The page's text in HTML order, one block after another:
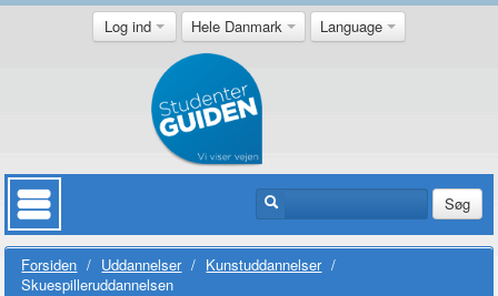
Log ind Hele Danmark Language
Søg
Forsiden / Uddannelser / Kunstuddannelser /
Skuespilleruddannelsen